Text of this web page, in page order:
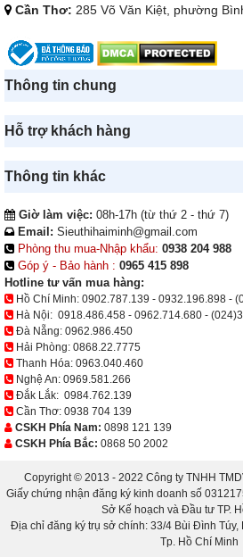
Cần Thơ: 285 Võ Văn Kiệt, phường
Thông tin chung
Hỗ trợ khách hàng
Thông tin khác
Giờ làm việc: 08h-17h (từ thứ 2 - thứ 7)
Email: Sieuthihaiminh@gmail.com
Phòng thu mua-Nhập khẩu: 0938 204 988
Góp ý - Bảo hành : 0965 415 898
Hotline tư vấn mua hàng:
Hồ Chí Minh: 0902.787.139 - 0932.196.898 -
Hà Nội: 0918.486.458 - 0962.714.680 -
Đà Nẵng: 0962.986.450
Hải Phòng: 0868.22.7775
Thanh Hóa: 0963.040.460
Nghệ An: 0969.581.266
Đắk Lắk: 0984.762.139
Cần Thơ: 0938 704 139
CSKH Phía Nam: 0898 121 139
CSKH Phía Bắc: 0868 50 2002
Copyright © 2013 - 2022 Công ty TNHH
Giấy chứng nhận đăng ký kinh doanh số
Sở Kế hoạch và Đầu tư TP.
Địa chỉ đăng ký trụ sở chính: 33/4 Bùi Đình
Tp. Hồ Chí Minh